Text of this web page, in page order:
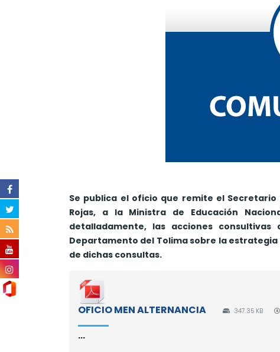
Se publica el oficio que remite el Secretario
Rojas, a la Ministra de Educación
detalladamente, las acciones
Departamento del Tolima sobre la
de dichas consultas.
OFICIO MEN ALTERNANCIA 347.35 KB
...